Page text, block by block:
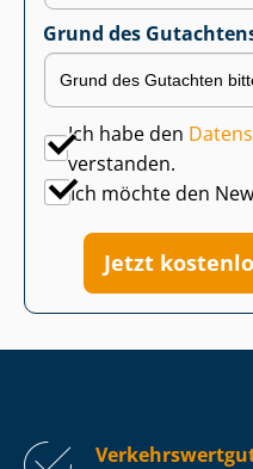
Grund des
Ich habe den
verstanden.
Ich möchte den
Jetzt